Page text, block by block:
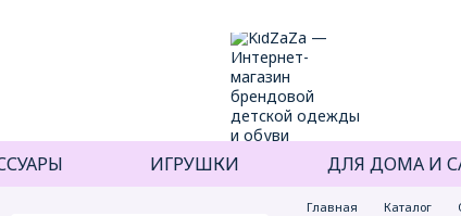
ИГРУШКИ ДЛЯ ДОМА И
Главная Каталог